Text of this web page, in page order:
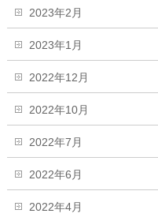
2023年2月
2023年1月
2022年12月
2022年10月
2022年7月
2022年6月
2022年4月